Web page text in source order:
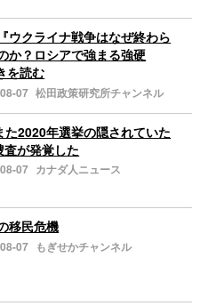
ウクライナ戦争はなぜ終わら
か？ロシアで強まる強硬
を読む
07 松田政策研究所チャンネル
た2020年選挙の隠されていた
査が発覚した
07 カナダ人ニュース
移民危機
07 もぎせかチャンネル